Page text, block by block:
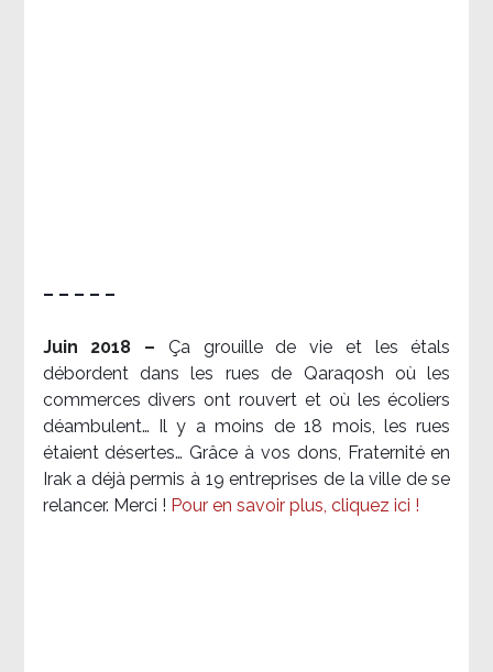
– – – – –
Juin 2018 – Ça grouille de vie et les étals
débordent dans les rues de Qaraqosh où les
commerces divers ont rouvert et où les écoliers
déambulent… Il y a moins de 18 mois, les rues
étaient désertes… Grâce à vos dons, Fraternité en
Irak a déjà permis à 19 entreprises de la ville de se
relancer. Merci ! Pour en savoir plus, cliquez ici !